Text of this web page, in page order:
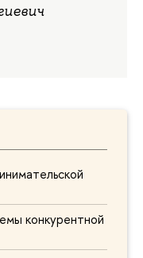
конкурентной